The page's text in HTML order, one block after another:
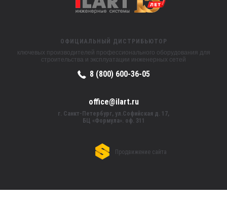
ОФИЦИАЛЬНЫЙ ДИСТРИБЬЮТОР
ключевых производителей профессионального оборудования для
строительства и эксплуатации инженерных сетей
8 (800) 600-36-05
office@ilart.ru
г. Санкт-Петербург, ул.Софийская д. 17,
БЦ «Формула». оф. 311
Продвижение сайта